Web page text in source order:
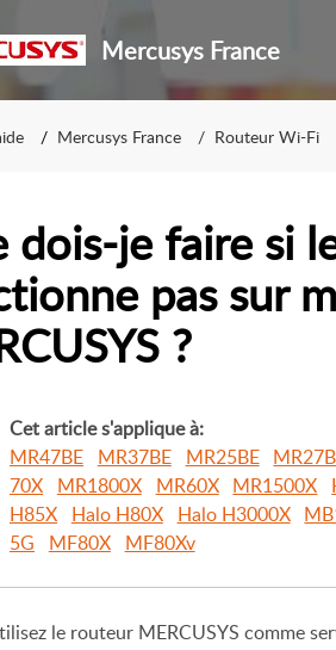
Mercusys France
Mercusys France Routeur Wi-Fi
dois-je faire si
pas sur
?
Cet article s'applique à:
MR47BE MR37BE MR25BE
70X MR1800X MR60X MR1500X
H85X Halo H80X Halo H3000X
5G
MF80X MF80Xv
le routeur MERCUSYS comme